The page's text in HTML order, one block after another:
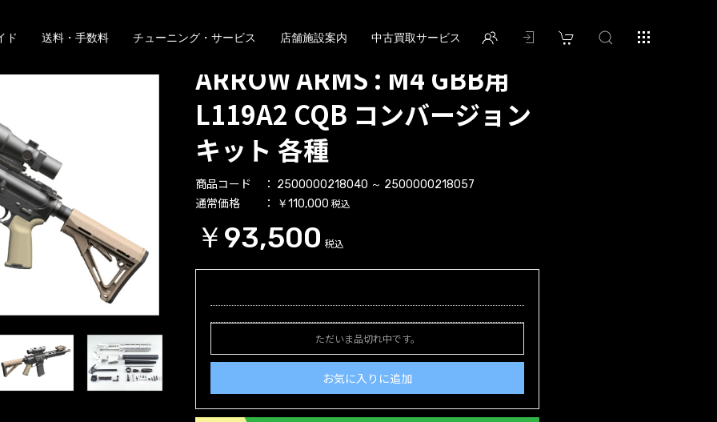
ド 送料・手数料 チューニング・サービス 店舗施設案内 中古買取サービス
ARROW ARMS : M4 GBB用
L119A2 CQB コンバージョン
キット 各種
商品コード 2500000218040 ～ 2500000218057
通常価格 ￥110,000 税込
￥93,500 税込
ただいま品切れ中です。
お気に入りに追加